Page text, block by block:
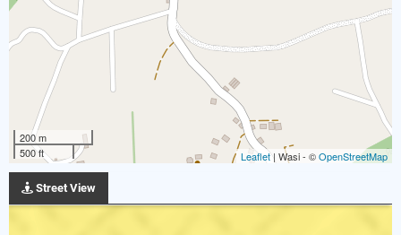
200 m
500 ft
Leaflet| Wasi - ©OpenStreetMap
Street View